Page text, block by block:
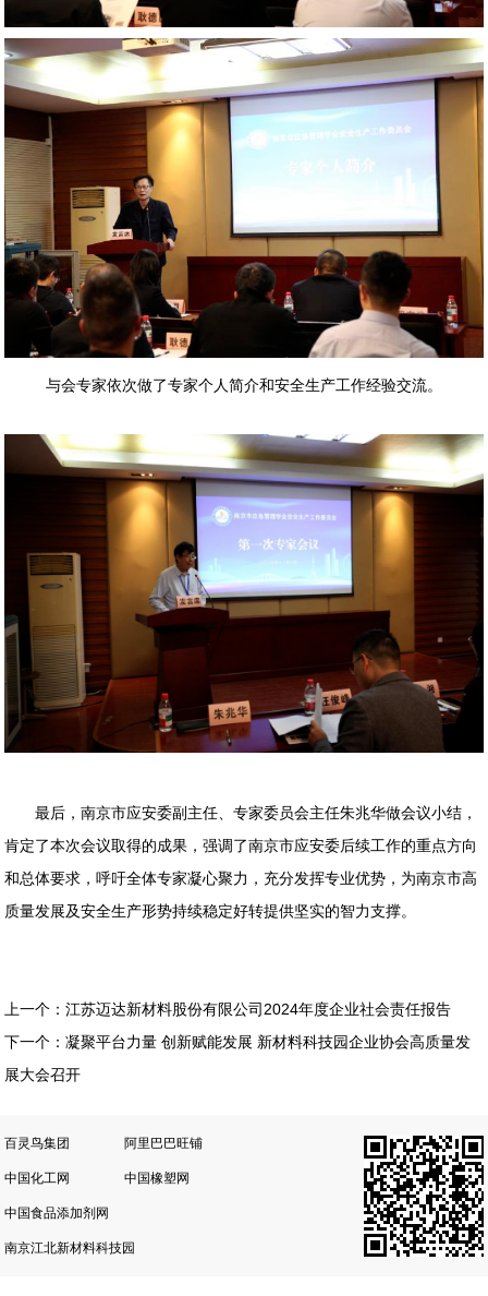
与会专家依次做了专家个人简介和安全生产工作经验交流。
最后，南京市应安委副主任、专家委员会主任朱兆华做会议小结，
肯定了本次会议取得的成果，强调了南京市应安委后续工作的重点方向
和总体要求，呼吁全体专家凝心聚力，充分发挥专业优势，为南京市高
质量发展及安全生产形势持续稳定好转提供坚实的智力支撑。
上一个：江苏迈达新材料股份有限公司2024年度企业社会责任报告
下一个：凝聚平台力量 创新赋能发展 新材料科技园企业协会高质量发
展大会召开
百灵鸟集团 阿里巴巴旺铺
中国化工网 中国橡塑网
中国食品添加剂网
南京江北新材料科技园